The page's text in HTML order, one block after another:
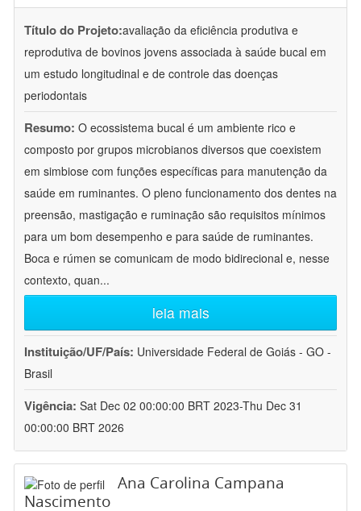
Título do Projeto:avaliação da eficiência produtiva e
reprodutiva de bovinos jovens associada à saúde bucal em
um estudo longitudinal e de controle das doenças
periodontais
Resumo: O ecossistema bucal é um ambiente rico e
composto por grupos microbianos diversos que coexistem
em simbiose com funções específicas para manutenção da
saúde em ruminantes. O pleno funcionamento dos dentes na
preensão, mastigação e ruminação são requisitos mínimos
para um bom desempenho e para saúde de ruminantes.
Boca e rúmen se comunicam de modo bidirecional e, nesse
contexto, quan...
leia mais
Instituição/UF/País: Universidade Federal de Goiás - GO -
Brasil
Vigência: Sat Dec 02 00:00:00 BRT 2023-Thu Dec 31
00:00:00 BRT 2026
Ana Carolina Campana
Nascimento